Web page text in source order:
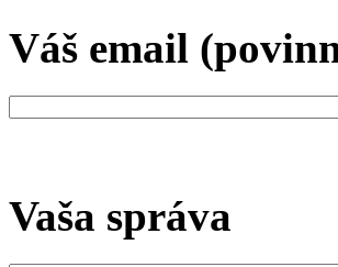
Váš email
Vaša správa